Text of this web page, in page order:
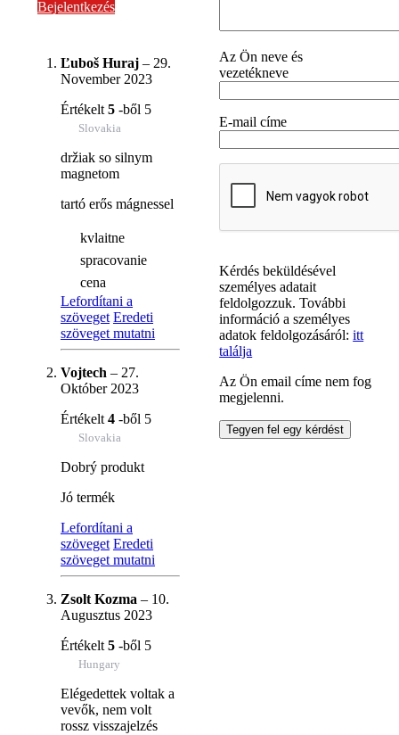
Bejelentkezés
Ľuboš Huraj – 29.
November 2023
Értékelt 5 -ből 5
Slovakia
držiak so silnym
magnetom
tartó erős mágnessel
kvlaitne
spracovanie
cena
Lefordítani a
szöveget Eredeti
szöveget mutatni
Vojtech – 27.
Október 2023
Értékelt 4 -ből 5
Slovakia
Dobrý produkt
Jó termék
Lefordítani a
szöveget Eredeti
szöveget mutatni
Zsolt Kozma – 10.
Augusztus 2023
Értékelt 5 -ből 5
Hungary
Elégedettek voltak a
vevők, nem volt
rossz visszajelzés
Az Ön neve és
vezetékneve
E-mail címe
Kérdés beküldésével
személyes adatait
feldolgozzuk. További
információ a személyes
adatok feldolgozásáról:itt
találja
Az Ön email címe nem fog
megjelenni.